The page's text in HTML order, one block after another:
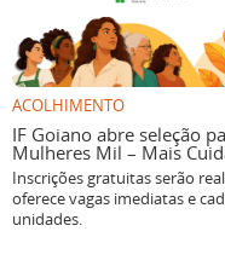
ACOLHIMENTO
IF Goiano abre seleção
Mulheres Mil – Mais
Inscrições gratuitas serão
oferece vagas imediatas e
unidades.